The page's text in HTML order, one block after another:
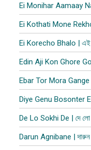
Ei Monihar Aamaay
Ei Kothati Mone Rekho
Ei Korecho Bhalo | এই
Edin Aji Kon Ghore
Ebar Tor Mora Gange
Diye Genu Bosonter Ei
De Lo Sokhi De | দে লো
Darun Agnibane | দারুন